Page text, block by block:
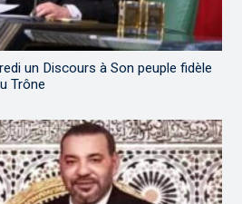
un Discours à Son peuple fidèle
Trône